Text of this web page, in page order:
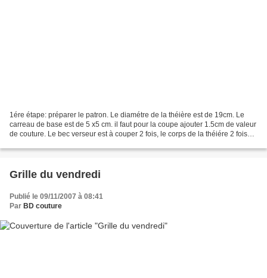
1ére étape: préparer le patron. Le diamétre de la théière est de 19cm. Le
carreau de base est de 5 x5 cm. il faut pour la coupe ajouter 1.5cm de valeur
de couture. Le bec verseur est à couper 2 fois, le corps de la théiére 2 fois
Grille du vendredi
Publié le 09/11/2007 à 08:41
Par BD couture